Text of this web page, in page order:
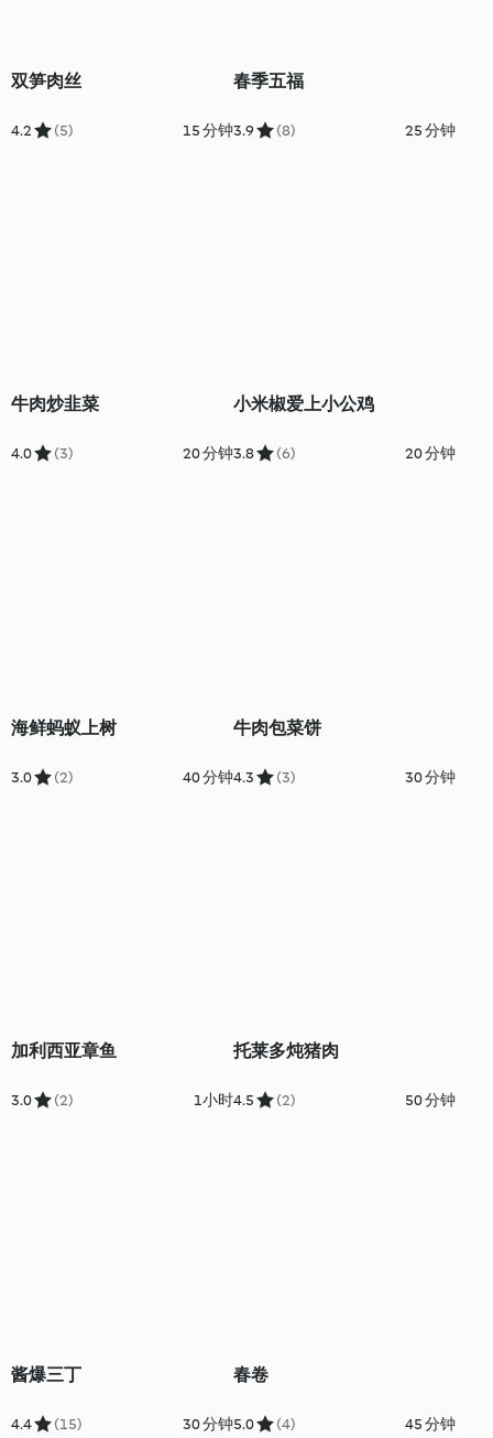
双笋肉丝
4.2 (5) 15 分钟
春季五福
3.9 (8) 25 分钟
牛肉炒韭菜
4.0 (3) 20 分钟
小米椒爱上小公鸡
3.8 (6) 20 分钟
海鲜蚂蚁上树
3.0 (2) 40 分钟
牛肉包菜饼
4.3 (3) 30 分钟
加利西亚章鱼
3.0 (2) 1小时
托莱多炖猪肉
4.5 (2) 50 分钟
酱爆三丁
4.4 (15) 30 分钟
春卷
5.0 (4) 45 分钟